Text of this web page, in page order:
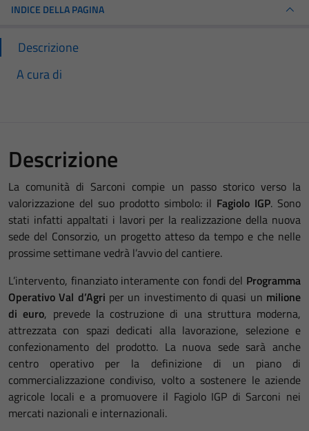
INDICE DELLA PAGINA
Descrizione
A cura di
Descrizione
La comunità di Sarconi compie un passo storico verso la
valorizzazione del suo prodotto simbolo: il Fagiolo IGP. Sono
stati infatti appaltati i lavori per la realizzazione della nuova
sede del Consorzio, un progetto atteso da tempo e che nelle
prossime settimane vedrà l’avvio del cantiere.
L’intervento, finanziato interamente con fondi del Programma
Operativo Val d’Agri per un investimento di quasi un milione
di euro, prevede la costruzione di una struttura moderna,
attrezzata con spazi dedicati alla lavorazione, selezione e
confezionamento del prodotto. La nuova sede sarà anche
centro operativo per la definizione di un piano di
commercializzazione condiviso, volto a sostenere le aziende
agricole locali e a promuovere il Fagiolo IGP di Sarconi nei
mercati nazionali e internazionali.